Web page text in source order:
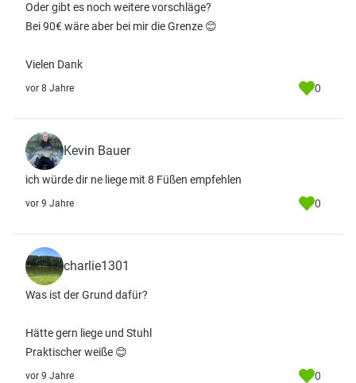
Oder gibt es noch weitere vorschläge?
Bei 90€ wäre aber bei mir die Grenze 😊
Vielen Dank
vor 8 Jahre 0
Kevin Bauer
ich würde dir ne liege mit 8 Füßen empfehlen
vor 9 Jahre 0
charlie1301
Was ist der Grund dafür?
Hätte gern liege und Stuhl
Praktischer weiße 😊
vor 9 Jahre 0